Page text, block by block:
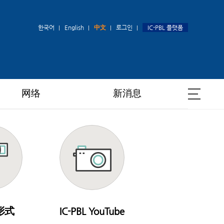
한국어 English 中文 로그인 IC-PBL 플랫폼
网络 新消息
式 IC-PBL YouTube